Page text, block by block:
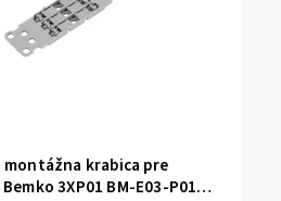
krabica pre
3XP01 BM-E03-P01-